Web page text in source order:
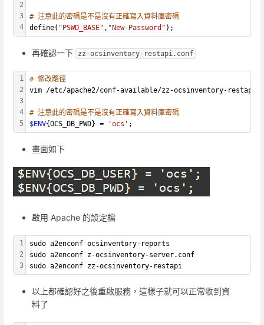
2
3
4
# 注意此的密碼是不是沒有正確寫入資料庫密碼
define( "PSWD_BASE" , "New-Password" );
再確認一下 zz-ocsinventory-restapi.conf
1
2
3
4
5
# 修改路徑
vim /etc/apache2/conf-available/zz-ocsinventory-
# 注意此的密碼是不是沒有正確寫入資料庫密碼
$ENV{OCS_DB_PWD} = 'ocs' ;
畫面如下
啟用 Apache 的設定檔
1
2
3
sudo a2enconf ocsinventory-reports
sudo a2enconf z-ocsinventory-server.conf
sudo a2enconf zz-ocsinventory-restapi
以上都確認好之後重啟服務，這樣子就可以正常收到資
料了